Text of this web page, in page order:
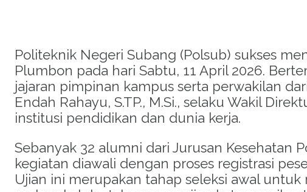
Politeknik Negeri Subang (Polsub) sukses
Plumbon pada hari Sabtu, 11 April 2026.
jajaran pimpinan kampus serta perwakilan
Endah Rahayu, S.TP., M.Si., selaku Wakil
institusi pendidikan dan dunia kerja.
Sebanyak 32 alumni dari Jurusan Kesehatan
kegiatan diawali dengan proses registrasi
Ujian ini merupakan tahap seleksi awal